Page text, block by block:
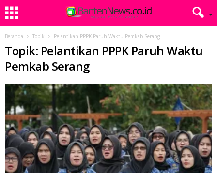
Beranda Topik Pelantikan PPPK Paruh Waktu Pemkab Serang
Topik: Pelantikan PPPK Paruh Waktu
Pemkab Serang